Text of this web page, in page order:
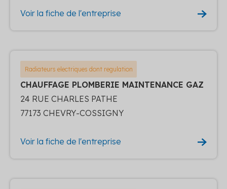
Voir la fiche de l'entreprise
Radiateurs electriques dont regulation
CHAUFFAGE PLOMBERIE MAINTENANCE GAZ
24 RUE CHARLES PATHE
77173 CHEVRY-COSSIGNY
Voir la fiche de l'entreprise